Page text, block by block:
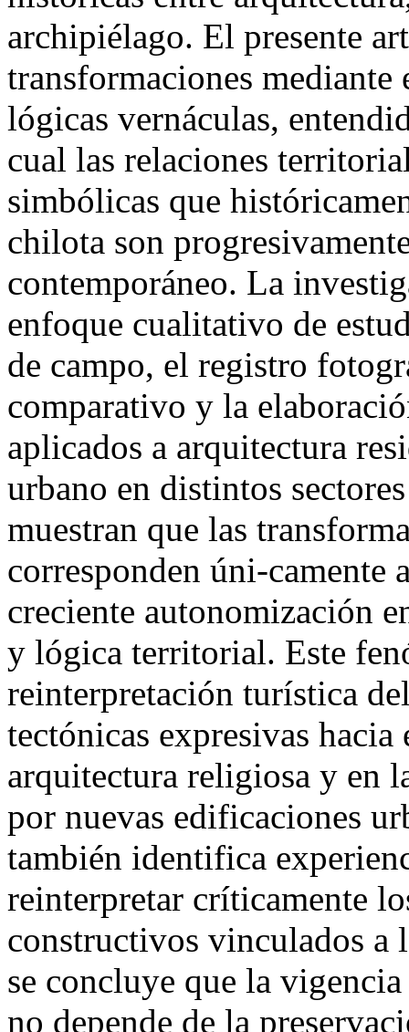
archipiélago. El presente
transformaciones mediante
lógicas vernáculas,
cual las relaciones
simbólicas que
chilota son
contemporáneo. La
enfoque cualitativo de
de campo, el registro
comparativo y la
aplicados a arquitectura
urbano en distintos
muestran que las
corresponden úni-camente
creciente autonomización
y lógica territorial. Este
reinterpretación turística
tectónicas expresivas hacia
arquitectura religiosa y en
por nuevas edificaciones
también identifica
reinterpretar críticamente
constructivos vinculados
se concluye que la
no depende de la